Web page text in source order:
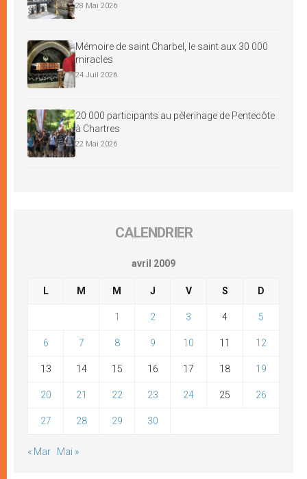
28 Mai 2026
Mémoire de saint Charbel, le saint aux 30 000
miracles
24 Juil 2026
20 000 participants au pèlerinage de Pentecôte
à Chartres
22 Mai 2026
CALENDRIER
avril 2009
L M M J V S D
1 2 3 4 5
6 7 8 9 10 11 12
13 14 15 16 17 18 19
20 21 22 23 24 25 26
27 28 29 30
« Mar Mai »